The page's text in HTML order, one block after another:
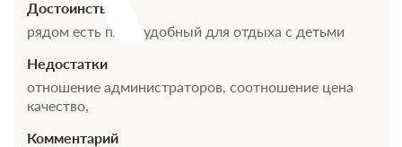
Достоинства
рядом есть пляж удобный для отдыха с детьми
Недостатки
отношение администраторов, соотношение цена
качество,
Комментарий